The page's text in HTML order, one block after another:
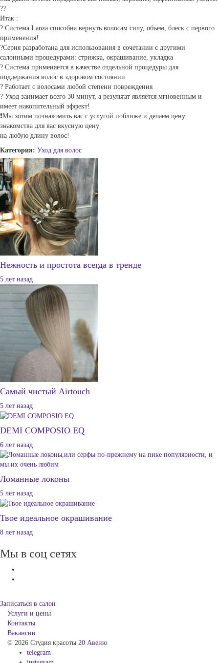
??
Итак :
? Система Lanza способна вернуть волосам силу, объем, блеск с первого
применения!
?Серия разработана для использования в сочетании с другими
салонными процедурами: стрижка, окрашивание, укладка
? Система применяется в качестве отдельной процедуры для
поддержания волос в здоровом состоянии
? Работает с волосами любой степени повреждения
? Уход занимает всего 30 минут, а результат является мгновенным и
имеет накопительный эффект!
❗️Мы хотим познакомить вас с услугой поближе и делаем цену
знакомства для вас вкусную цену
на любую длину волос!
Категория: Уход для волос
Нежность и простота всегда в тренде
5 лет назад
Самый чистый Airtouch
5 лет назад
DEMI COMPOSIO EQ
6 лет назад
Ломанные локоны
5 лет назад
Твое идеальное окрашивание
8 лет назад
Мы в соц сетях
Записаться в салон
Услуги и цены
Контакты
Вакансии
© 2026 Студия красоты 20 Авеню
telegram